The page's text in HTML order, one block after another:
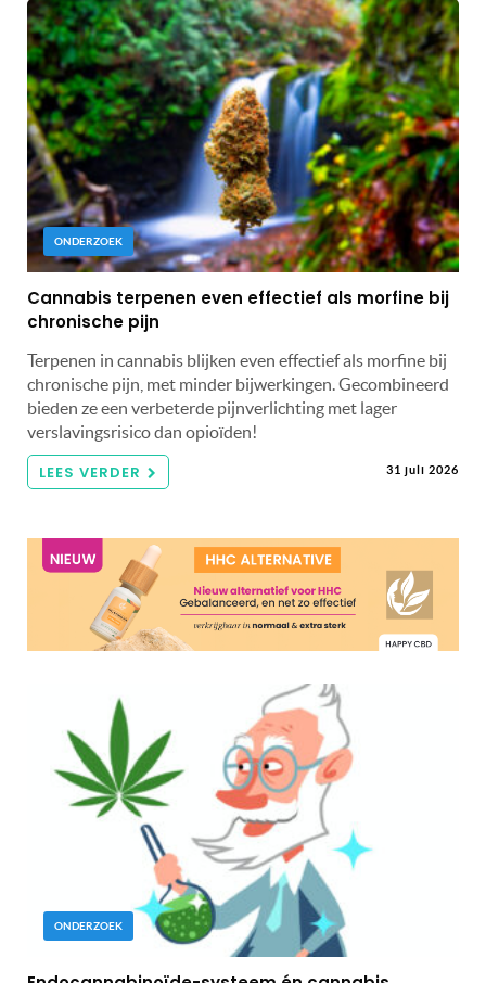
ONDERZOEK
Cannabis terpenen even effectief als morfine bij
chronische pijn
Terpenen in cannabis blijken even effectief als morfine bij
chronische pijn, met minder bijwerkingen. Gecombineerd
bieden ze een verbeterde pijnverlichting met lager
verslavingsrisico dan opioïden!
LEES VERDER 31 juli 2026
ONDERZOEK